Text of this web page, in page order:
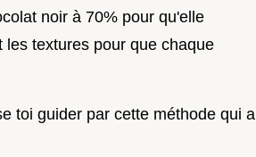
noir à 70% pour qu'elle
textures pour que chaque
toi guider par cette méthode qui a